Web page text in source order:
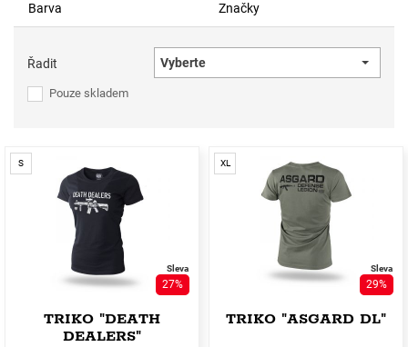
Barva Značky
Řadit Vyberte
Pouze skladem
S
Sleva
27%
TRIKO "DEATH
DEALERS"
XL
Sleva
29%
TRIKO "ASGARD DL"